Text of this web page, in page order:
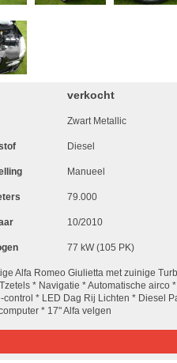
verkocht
Zwart Metallic
Diesel
Manueel
79.000
10/2010
77 kW (105 PK)
Alfa Romeo Giulietta met zuinige
* Navigatie * Automatische airco
control * LED Dag Rij Lichten * Diesel
* 17" Alfa velgen